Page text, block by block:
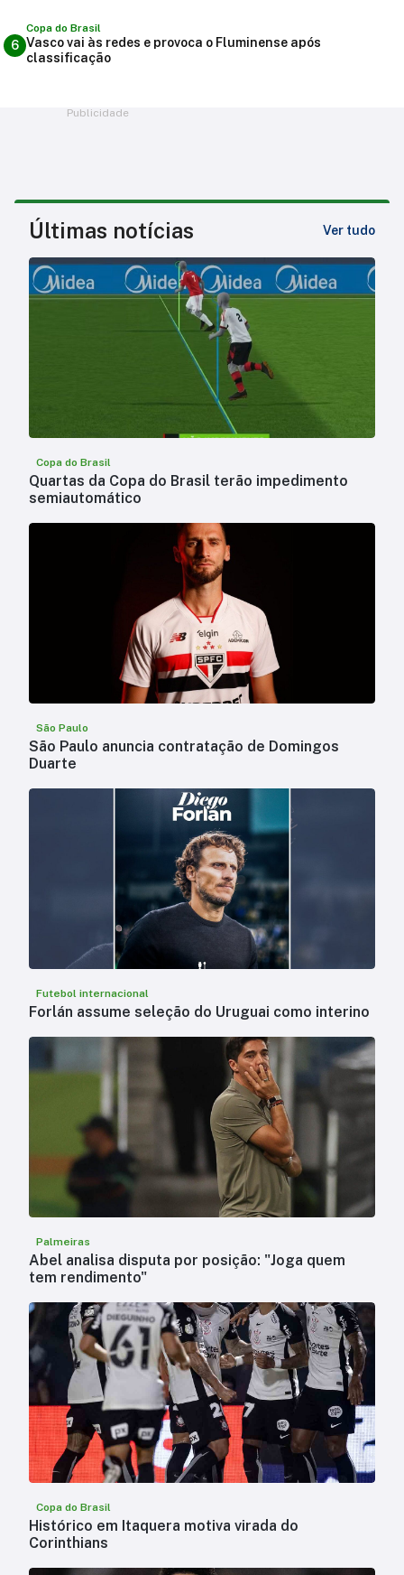
6
Copa do Brasil
Vasco vai às redes e provoca o Fluminense após
classificação
Publicidade
Últimas notícias Ver tudo
Copa do Brasil
Quartas da Copa do Brasil terão impedimento
semiautomático
São Paulo
São Paulo anuncia contratação de Domingos
Duarte
Futebol internacional
Forlán assume seleção do Uruguai como interino
Palmeiras
Abel analisa disputa por posição: "Joga quem
tem rendimento"
Copa do Brasil
Histórico em Itaquera motiva virada do
Corinthians